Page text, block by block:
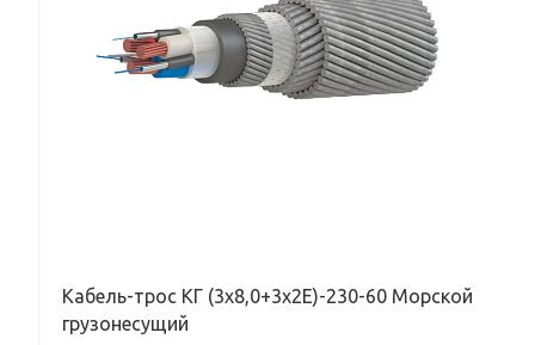
Кабель-трос КГ (3х8,0+3х2Е)-230-60 Морской
грузонесущий